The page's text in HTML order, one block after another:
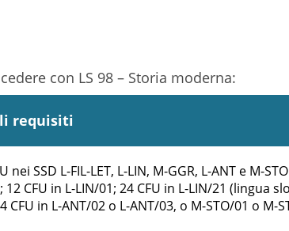
con LS 98 – Storia moderna:
requisiti
nei SSD L-FIL-LET, L-LIN, M-GGR, L-ANT e M-
12 CFU in L-LIN/01; 24 CFU in L-LIN/21 (lingua
CFU in L-ANT/02 o L-ANT/03, o M-STO/01 o M-